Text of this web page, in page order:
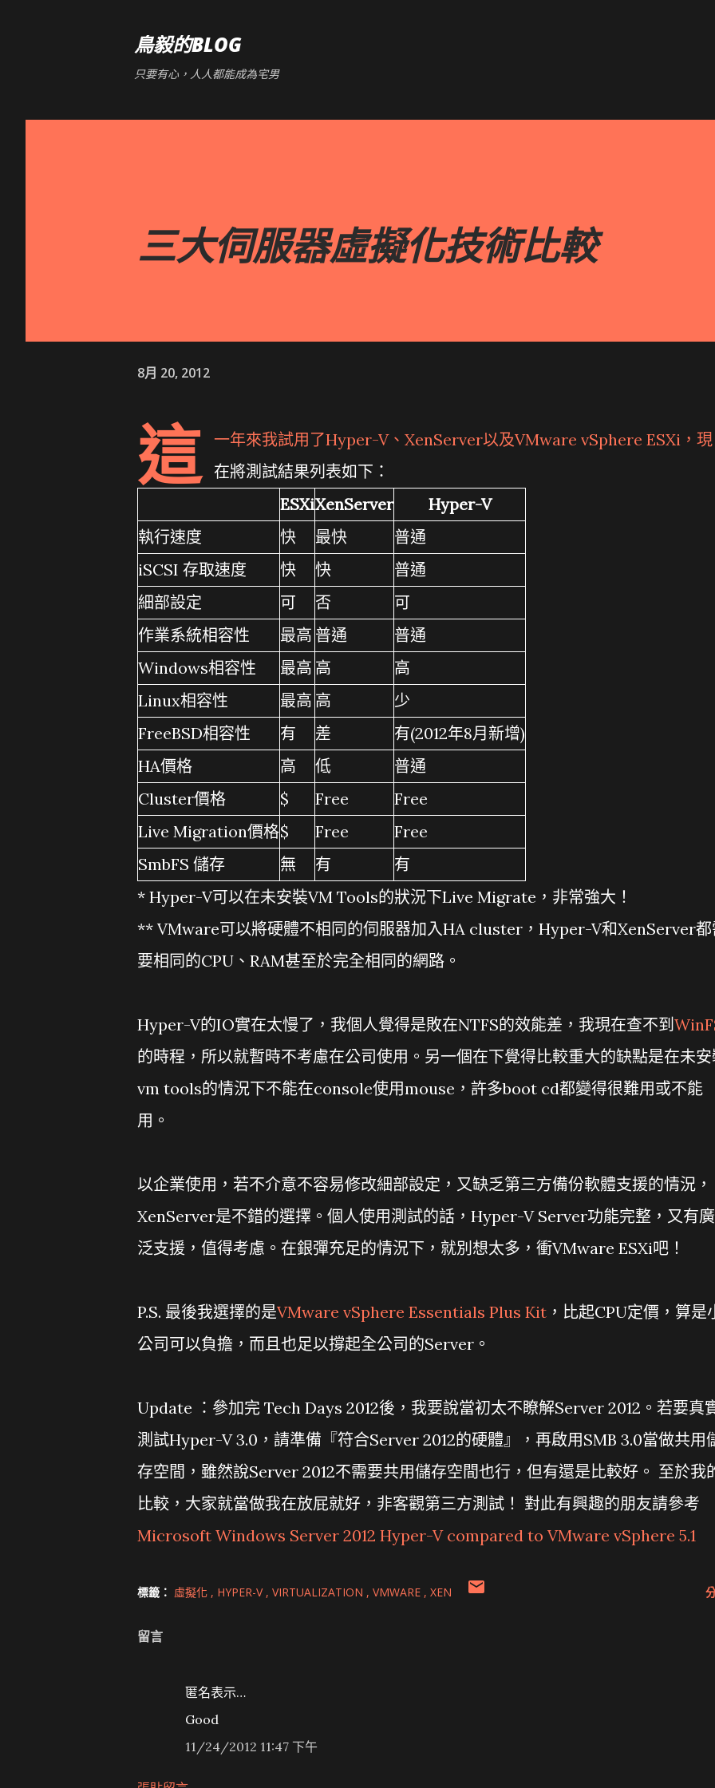
鳥毅的BLOG
只要有心，人人都能成為宅男
三大伺服器虛擬化技術比較
8月 20, 2012
這
一年來我試用了Hyper-V、XenServer以及VMware vSphere ESXi，現
在將測試結果列表如下：
ESXiXenServer
Hyper-V
執行速度
快 最快
普通
iSCSI 存取速度
快 快
普通
細部設定
可 否
可
作業系統相容性
最高 普通
普通
Windows相容性
最高 高
高
Linux相容性
最高 高
少
FreeBSD相容性
有 差
有(2012年8月新增)
HA價格
高 低
普通
Cluster價格
$ Free
Free
Live Migration價格$ Free
Free
SmbFS 儲存
無 有
有
* Hyper-V可以在未安裝VM Tools的狀況下Live Migrate，非常強大！
** VMware可以將硬體不相同的伺服器加入HA cluster，Hyper-V和XenServer都
要相同的CPU、RAM甚至於完全相同的網路。
Hyper-V的IO實在太慢了，我個人覺得是敗在NTFS的效能差，我現在查不到
的時程，所以就暫時不考慮在公司使用。另一個在下覺得比較重大的缺點是在未
vm tools的情況下不能在console使用mouse，許多boot cd都變得很難用或不能
用。
以企業使用，若不介意不容易修改細部設定，又缺乏第三方備份軟體支援的情況，
XenServer是不錯的選擇。個人使用測試的話，Hyper-V Server功能完整，又有廣
泛支援，值得考慮。在銀彈充足的情況下，就別想太多，衝VMware ESXi吧！
P.S. 最後我選擇的是VMware vSphere Essentials Plus Kit ，比起CPU定價，算是
公司可以負擔，而且也足以撐起全公司的Server。
Update ：參加完 Tech Days 2012後，我要說當初太不瞭解Server 2012。若要真
測試Hyper-V 3.0，請準備『符合Server 2012的硬體』，再啟用SMB 3.0當做共用
存空間，雖然說Server 2012不需要共用儲存空間也行，但有還是比較好。 至於我
比較，大家就當做我在放屁就好，非客觀第三方測試！ 對此有興趣的朋友請參考
Microsoft Windows Server 2012 Hyper-V compared to VMware vSphere 5.1
標籤： 虛擬化 HYPER-V VIRTUALIZATION VMWARE XEN
留言
匿名表示…
Good
11/24/2012 11:47 下午